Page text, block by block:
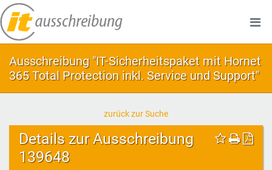
Ausschreibung "IT-Sicherheitspaket mit Hornet
365 Total Protection inkl. Service und Support"
zurück zur Suche
Details zur Ausschreibung
139648